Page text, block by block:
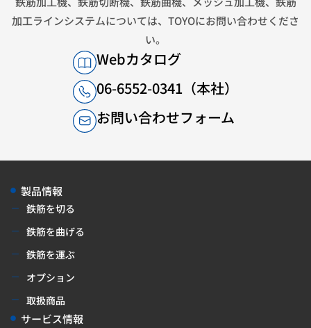
加工ラインシステムについては、 TOYOにお問い合わせくださ
い。
Webカタログ
06-6552-0341（本社）
お問い合わせフォーム
製品情報
鉄筋を切る
鉄筋を曲げる
鉄筋を運ぶ
オプション
取扱商品
サービス情報